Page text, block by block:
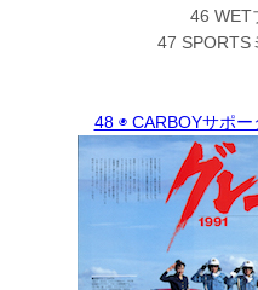
46 WET
47 SPORTS
48 ◉ CARBOYサポ